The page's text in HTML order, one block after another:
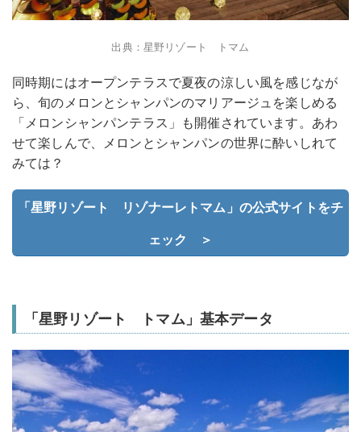
出典：星野リゾート トマム
同時期にはオープンテラスで夏夜の涼しい風を感じなが
ら、旬のメロンとシャンパンのマリアージュを楽しめる
「メロンシャンパンテラス」も開催されています。あわ
せて楽しんで、メロンとシャンパンの世界に酔いしれて
みては？
「星野リゾート リゾナーレトマム」の公式サイトをチ
ェック ＞
「星野リゾート トマム」基本データ